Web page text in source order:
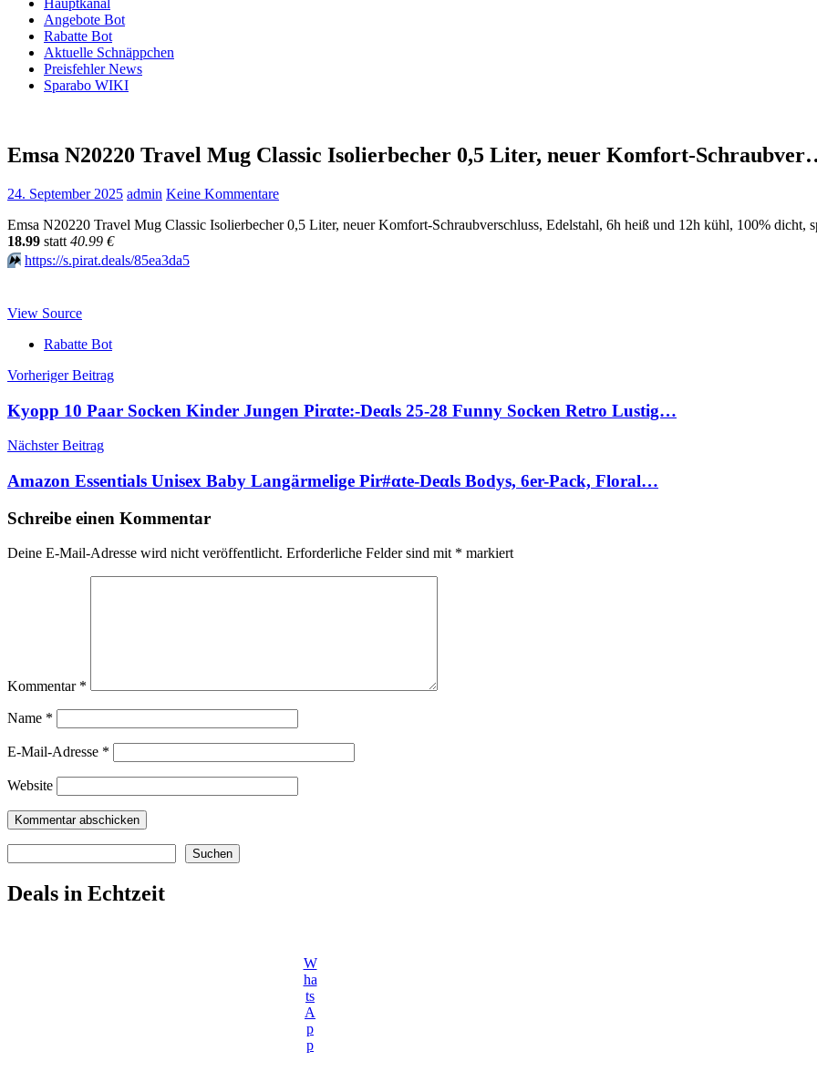
Hauptkanal
Angebote Bot
Rabatte Bot
Aktuelle Schnäppchen
Preisfehler News
Sparabo WIKI
Emsa N20220 Travel Mug Classic Isolierbecher 0,5 Liter, neuer Komfort-
24. September 2025 admin Keine Kommentare
Emsa N20220 Travel Mug Classic Isolierbecher 0,5 Liter, neuer Komfort-Schraubverschluss, Edelstahl, 6h heiß und 12h kühl, 100% dicht,
18.99 statt 40.99 €
⏩️ https://s.pirat.deals/85ea3da5
View Source
Rabatte Bot
Beitragsnavigation
Vorheriger Beitrag
Kyopp 10 Paar Socken Kinder Jungen Pirαtе:-Dеαls 25-28 Funny Socken Retro Lustig…
Nächster Beitrag
Amazon Essentials Unisex Baby Langärmelige Pir#αtе-Dеαls Bodys, 6er-Pack, Floral…
Schreibe einen Kommentar
Deine E-Mail-Adresse wird nicht veröffentlicht. Erforderliche Felder sind mit * markiert
Kommentar *
Name *
E-Mail-Adresse *
Website
Suchen
Deals in Echtzeit
W
ha
ts
A
p
p